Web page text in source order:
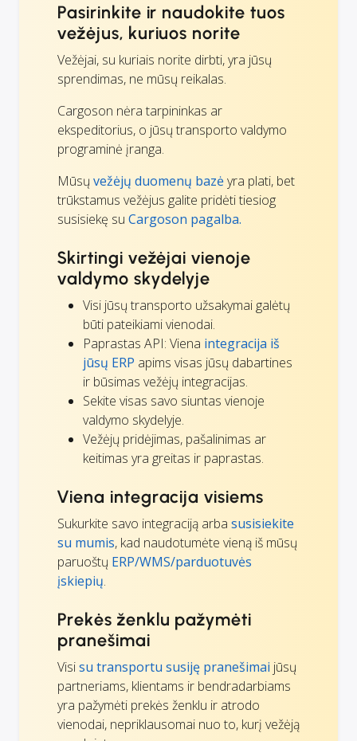
Pasirinkite ir naudokite tuos
vežėjus, kuriuos norite
Vežėjai, su kuriais norite dirbti, yra jūsų
sprendimas, ne mūsų reikalas.
Cargoson nėra tarpininkas ar
ekspeditorius, o jūsų transporto valdymo
programinė įranga.
Mūsų vežėjų duomenų bazėyra plati, bet
trūkstamus vežėjus galite pridėti tiesiog
susisiekę su Cargoson pagalba.
Skirtingi vežėjai vienoje
valdymo skydelyje
Visi jūsų transporto užsakymai galėtų
būti pateikiami vienodai.
Paprastas API: Viena integracija iš
jūsų ERP apims visas jūsų dabartines
ir būsimas vežėjų integracijas.
Sekite visas savo siuntas vienoje
valdymo skydelyje.
Vežėjų pridėjimas, pašalinimas ar
keitimas yra greitas ir paprastas.
Viena integracija visiems
Sukurkite savo integraciją arba susisiekite
su mumis, kad naudotumėte vieną iš mūsų
paruoštų ERP/WMS/parduotuvės
įskiepių.
Prekės ženklu pažymėti
pranešimai
Visisu transportu susiję pranešimai jūsų
partneriams, klientams ir bendradarbiams
yra pažymėti prekės ženklu ir atrodo
vienodai, nepriklausomai nuo to, kurį vežėją